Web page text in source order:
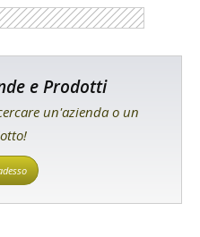
e Prodotti
un'azienda o un